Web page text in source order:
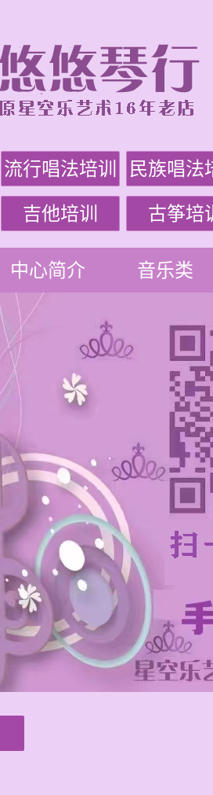
流行唱法培训 民族唱法
吉他培训 古筝培
中心简介 音乐类